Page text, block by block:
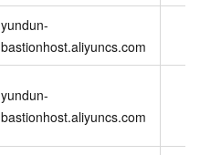
yundun-
bastionhost.aliyuncs.com
yundun-
bastionhost.aliyuncs.com